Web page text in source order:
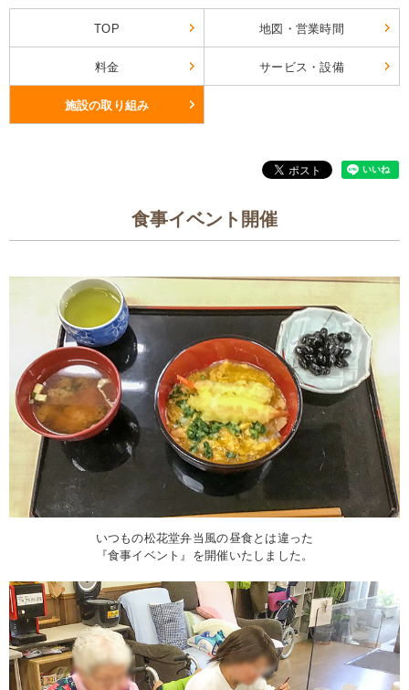
TOP 地図・営業時間
料金 サービス・設備
施設の取り組み
食事イベント開催
いつもの松花堂弁当風の昼食とは違った
『食事イベント』を開催いたしました。